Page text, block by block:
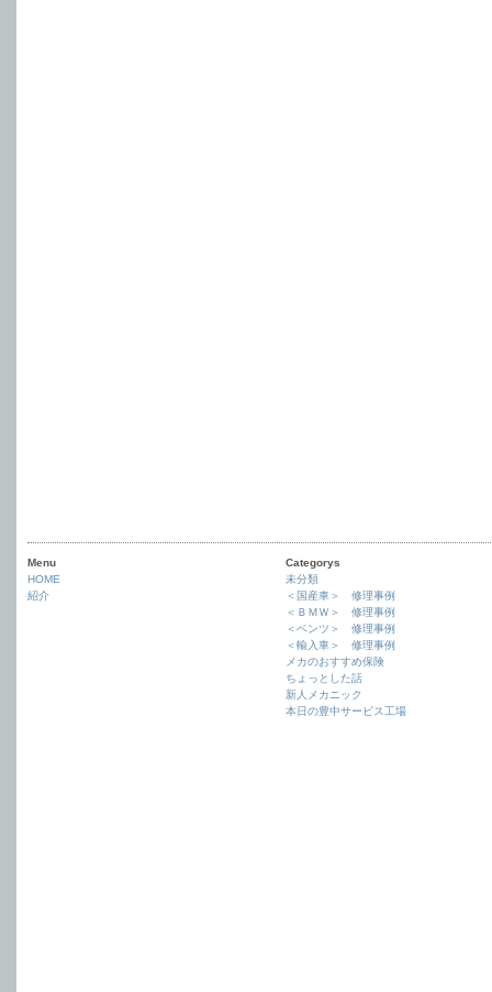
Menu
HOME
紹介
Categorys
未分類
＜国産車＞ 修理事例
＜ＢＭＷ＞ 修理事例
＜ベンツ＞ 修理事例
＜輸入車＞ 修理事例
メカのおすすめ保険
ちょっとした話
新人メカニック
本日の豊中サービス工場